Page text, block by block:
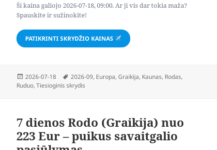
Ši kaina galiojo 2026-07-18, 09:00. Ar ji vis dar tokia maža?
Spauskite ir sužinokite!
PATIKRINTI SKRYDŽIO KAINAS
Paskelbta
2026-07-18 Žymos
2026-09, Europa,Graikija, Kaunas, Rodas,
Ruduo,Tiesioginis skrydis
7 dienos Rodo (Graikija) nuo
223 Eur – puikus savaitgalio